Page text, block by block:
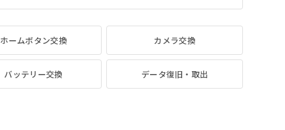
ホームボタン交換 カメラ交換
バッテリー交換 データ復旧・取出